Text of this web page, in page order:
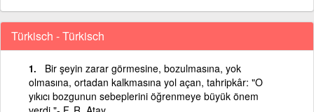
Türkisch - Türkisch
Bir şeyin zarar görmesine, bozulmasına, yok
olmasına, ortadan kalkmasına yol açan, tahripkâr: "O
yıkıcı bozgunun sebeplerini öğrenmeye büyük önem